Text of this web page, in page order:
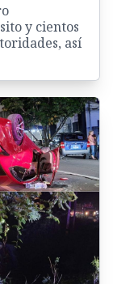
y cientos
así